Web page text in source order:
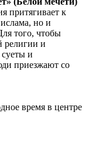
притягивает к
но и
того, чтобы
религии и
суеты и
приезжают со
время в центре